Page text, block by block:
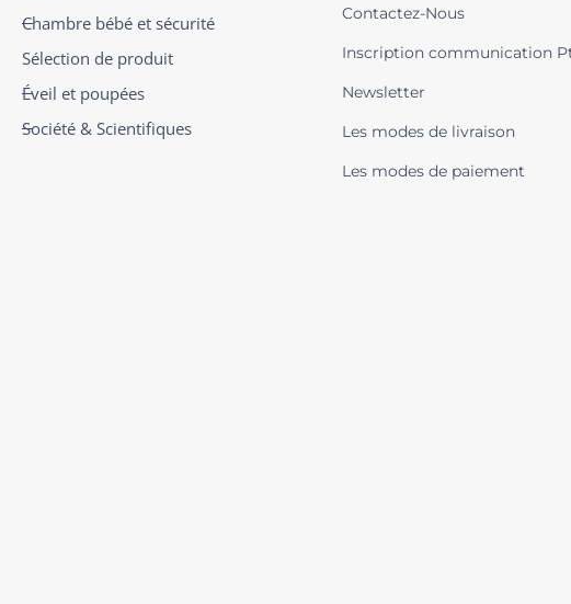
Chambre bébé et sécurité
Sélection de produit
Éveil et poupées
Société & Scientifiques
Contactez-Nous
Inscription communication
Newsletter
Les modes de livraison
Les modes de paiement